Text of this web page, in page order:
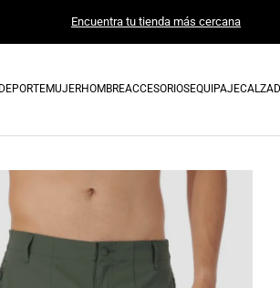
Encuentra tu tienda más cercana
DEPORTEMUJERHOMBREACCESORIOSEQUIPAJE